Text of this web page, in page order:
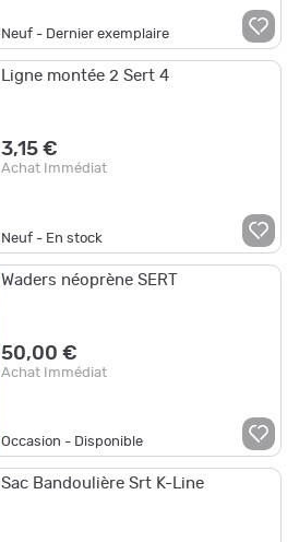
Neuf - Dernier exemplaire
Ligne montée 2 Sert 4
3,15 €
Achat Immédiat
Neuf - En stock
Waders néoprène SERT
50,00 €
Achat Immédiat
Occasion - Disponible
Sac Bandoulière Srt K-Line